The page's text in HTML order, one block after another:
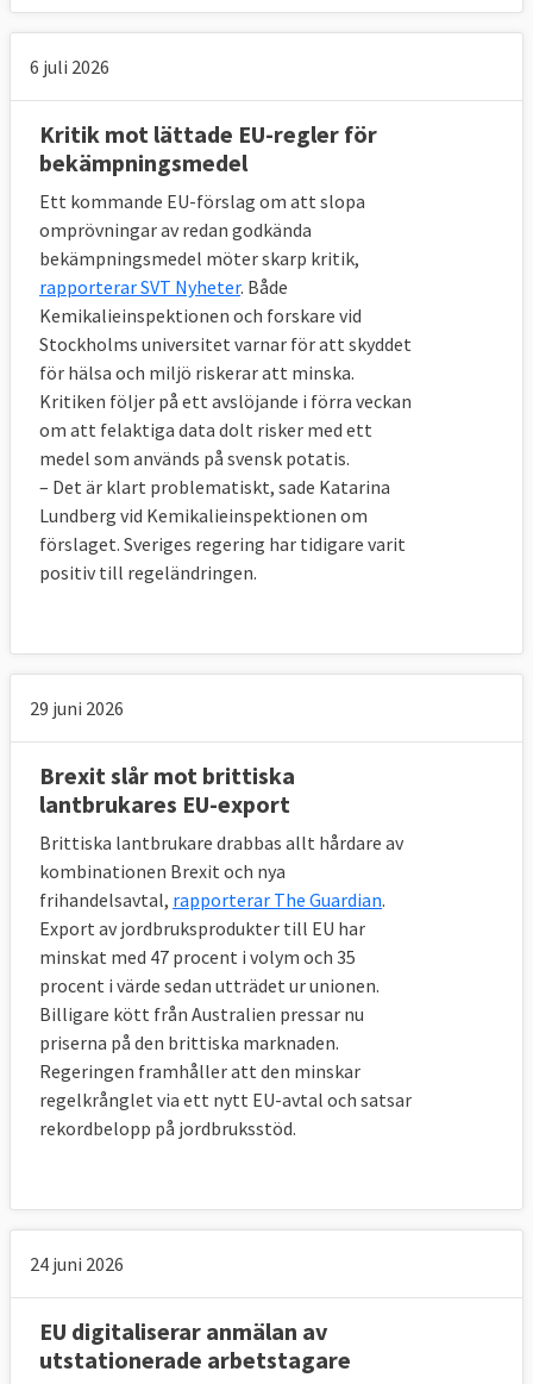
6 juli 2026
Kritik mot lättade EU-regler för
bekämpningsmedel
Ett kommande EU-förslag om att slopa
omprövningar av redan godkända
bekämpningsmedel möter skarp kritik,
rapporterar SVT Nyheter. Både
Kemikalieinspektionen och forskare vid
Stockholms universitet varnar för att skyddet
för hälsa och miljö riskerar att minska.
Kritiken följer på ett avslöjande i förra veckan
om att felaktiga data dolt risker med ett
medel som används på svensk potatis.
– Det är klart problematiskt, sade Katarina
Lundberg vid Kemikalieinspektionen om
förslaget. Sveriges regering har tidigare varit
positiv till regeländringen.
29 juni 2026
Brexit slår mot brittiska
lantbrukares EU-export
Brittiska lantbrukare drabbas allt hårdare av
kombinationen Brexit och nya
frihandelsavtal, rapporterar The Guardian.
Export av jordbruksprodukter till EU har
minskat med 47 procent i volym och 35
procent i värde sedan utträdet ur unionen.
Billigare kött från Australien pressar nu
priserna på den brittiska marknaden.
Regeringen framhåller att den minskar
regelkrånglet via ett nytt EU-avtal och satsar
rekordbelopp på jordbruksstöd.
24 juni 2026
EU digitaliserar anmälan av
utstationerade arbetstagare